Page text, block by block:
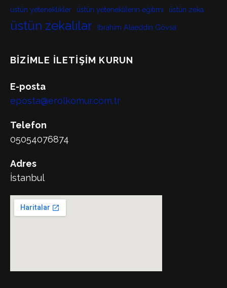
üstün yeteneklikler üstün yeteneklilerin eğitimi üstün zeka
üstün zekalılar İbrahim Alaeddin Gövsa
BIZIMLE İLETIŞIM KURUN
E-posta
eposta@erolkomur.com.tr
Telefon
05054076874
Adres
İstanbul